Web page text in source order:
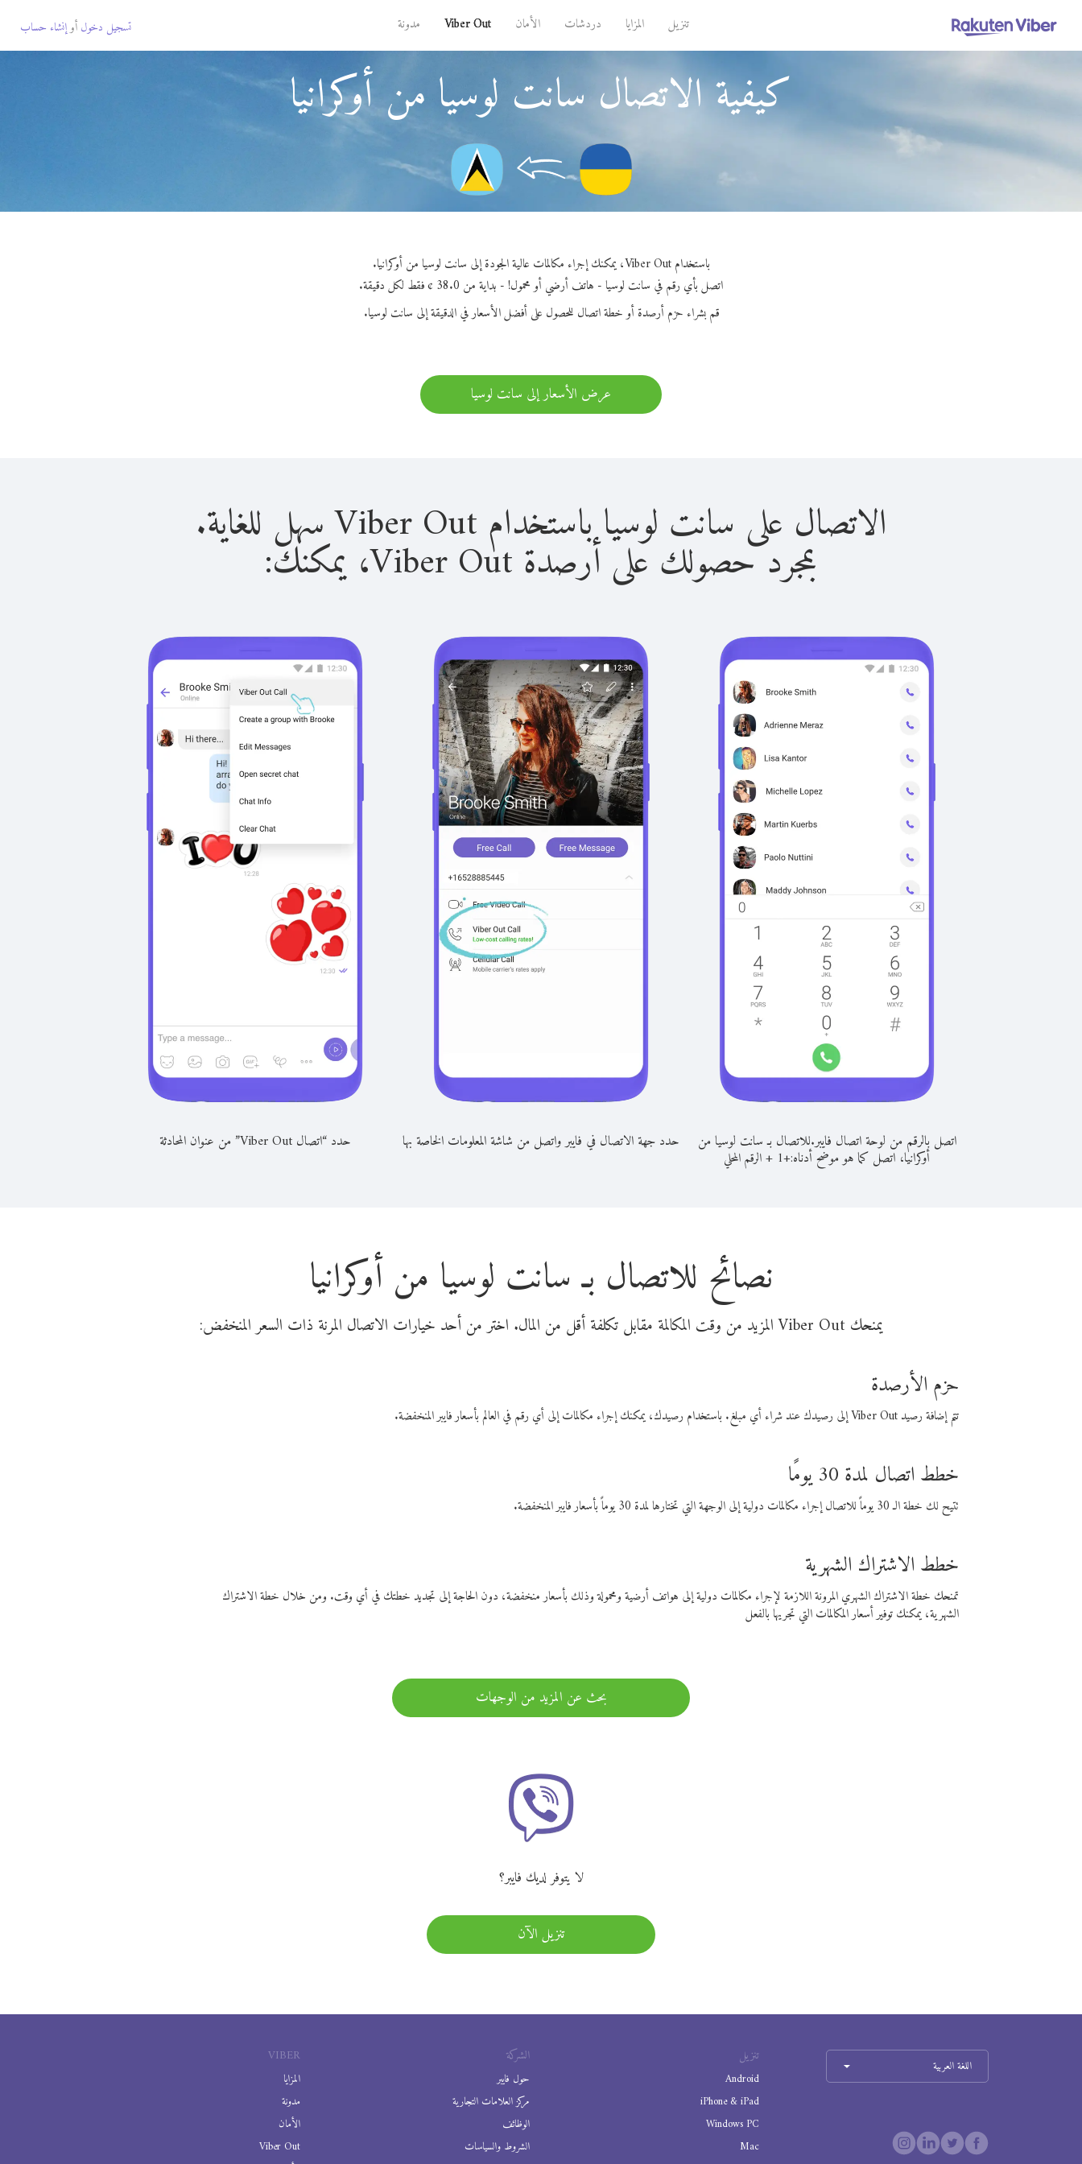
تنزيل المزايا دردشات الأمان Viber Out مدونة تسجيل دخول أوإنشاء حساب
كيفية الاتصال سانت لوسيا من أوكرانيا
باستخدام Viber Out، يمكنك إجراء مكالمات عالية الجودة إلى سانت لوسيا من أوكرانيا.
اتصل بأي رقم في سانت لوسيا - هاتف أرضي أو محمول! - بداية من 38.0 ¢ فقط لكل دقيقة.
قم بشراء حزم أرصدة أو خطة اتصال للحصول على أفضل الأسعار في الدقيقة إلى سانت لوسيا.
عرض الأسعار إلى سانت لوسيا
الاتصال على سانت لوسيا باستخدام Viber Out سهل للغاية.
بمجرد حصولك على أرصدة Viber Out، يمكنك:
اتصل بالرقم من لوحة اتصال فايبر.للاتصال بـ سانت لوسيا من
أوكرانيا، اتصل كما هو موضح أدناه:+
1
+الرقم المحلي
حدد جهة الاتصال في فايبر واتصل من شاشة المعلومات الخاصة بها حدد “اتصال Viber Out” من عنوان المحادثة
نصائح للاتصال بـ سانت لوسيا من أوكرانيا
يمنحك Viber Out المزيد من وقت المكالمة مقابل تكلفة أقل من المال. اختر من أحد خيارات الاتصال المرنة ذات السعر المنخفض:
حزم الأرصدة
تتم إضافة رصيد Viber Out إلى رصيدك عند شراء أي مبلغ. باستخدام رصيدك، يمكنك إجراء مكالمات إلى أي رقم في العالم بأسعار فايبر المنخفضة.
خطط اتصال لمدة 30 يومًا
تتيح لك خطة الـ 30 يوماً للاتصال إجراء مكالمات دولية إلى الوجهة التي تختارها لمدة 30 يوماً بأسعار فايبر المنخفضة.
خطط الاشتراك الشهرية
تمنحك خطة الاشتراك الشهري المرونة اللازمة لإجراء مكالمات دولية إلى هواتف أرضية ومحمولة وذلك بأسعار منخفضة، دون الحاجة إلى تجديد خطتك في أي وقت. ومن خلال خطة الاشتراك
الشهرية، يمكنك توفير أسعار المكالمات التي تجريها بالفعل
بحث عن المزيد من الوجهات
لا يتوفر لديك فايبر؟
تنزيل الآن
VIBER
المزايا
مدونة
الأمان
Viber Out
الشركة
حول فايبر
مركز العلامات التجارية
الوظائف
الشروط والسياسات
تنزيل
Android
iPhone & iPad
Windows PC
Mac
اللغة العربية